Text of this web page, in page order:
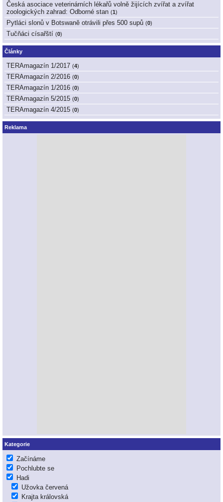
Česká asociace veterinárních lékařů volně žijících zvířat a zvířat
zoologických zahrad: Odborné stan (1 )
Pytláci slonů v Botswaně otrávili přes 500 supů (0)
Tučňáci císařští (0)
Články
TERAmagazín 1/2017 (4)
TERAmagazín 2/2016 (0)
TERAmagazín 1/2016 (0)
TERAmagazín 5/2015 (0)
TERAmagazín 4/2015 (0)
Reklama
Kategorie
Začínáme
Pochlubte se
Hadi
Užovka červená
Krajta královská